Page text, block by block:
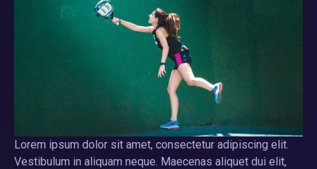
Lorem ipsum dolor sit amet, consectetur adipiscing elit.
Vestibulum in aliquam neque. Maecenas aliquet dui elit,